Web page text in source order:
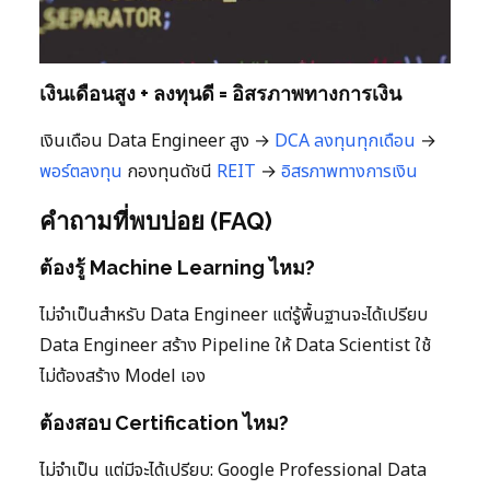
เงินเดือนสูง + ลงทุนดี = อิสรภาพทางการเงิน
เงินเดือน Data Engineer สูง → DCA ลงทุนทุกเดือน →
พอร์ตลงทุน กองทุนดัชนี REIT → อิสรภาพทางการเงิน
คำถามที่พบบ่อย (FAQ)
ต้องรู้ Machine Learning ไหม?
ไม่จำเป็นสำหรับ Data Engineer แต่รู้พื้นฐานจะได้เปรียบ
Data Engineer สร้าง Pipeline ให้ Data Scientist ใช้
ไม่ต้องสร้าง Model เอง
ต้องสอบ Certification ไหม?
ไม่จำเป็น แต่มีจะได้เปรียบ: Google Professional Data